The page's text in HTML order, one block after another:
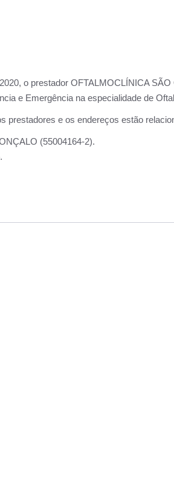
o prestador OFTALMOCLÍNICA
e Emergência na especialidade de
prestadores e os endereços estão
SÃO GONÇALO